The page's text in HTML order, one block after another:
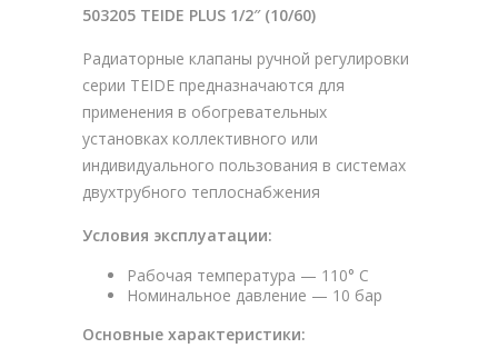
503205 TEIDE PLUS 1/2″ (10/60)
Радиаторные клапаны ручной регулировки
серии TEIDE предназначаются для
применения в обогревательных
установках коллективного или
индивидуального пользования в системах
двухтрубного теплоснабжения
Условия эксплуатации:
Рабочая температура — 110° C
Номинальное давление — 10 бар
Основные характеристики: